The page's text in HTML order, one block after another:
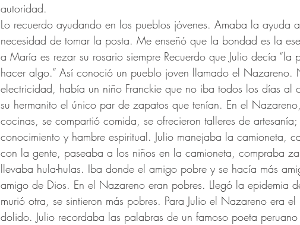
autoridad.
Lo recuerdo ayudando en los pueblos jóvenes. Amaba la ayuda
necesidad de tomar la posta. Me enseñó que la bondad es la
a María es rezar su rosario siempre Recuerdo que Julio decía “la
hacer algo.” Así conoció un pueblo joven llamado el
electricidad, había un niño Franckie que no iba todos los días al
su hermanito el único par de zapatos que tenían. En el
cocinas, se compartió comida, se ofrecieron talleres de
conocimiento y hambre espiritual. Julio manejaba la camioneta,
con la gente, paseaba a los niños en la camioneta, compraba
llevaba hula-hulas. Iba donde el amigo pobre y se hacía más
amigo de Dios. En el Nazareno eran pobres. Llegó la epidemia
murió otra, se sintieron más pobres. Para Julio el Nazareno era el
dolido. Julio recordaba las palabras de un famoso poeta peruano